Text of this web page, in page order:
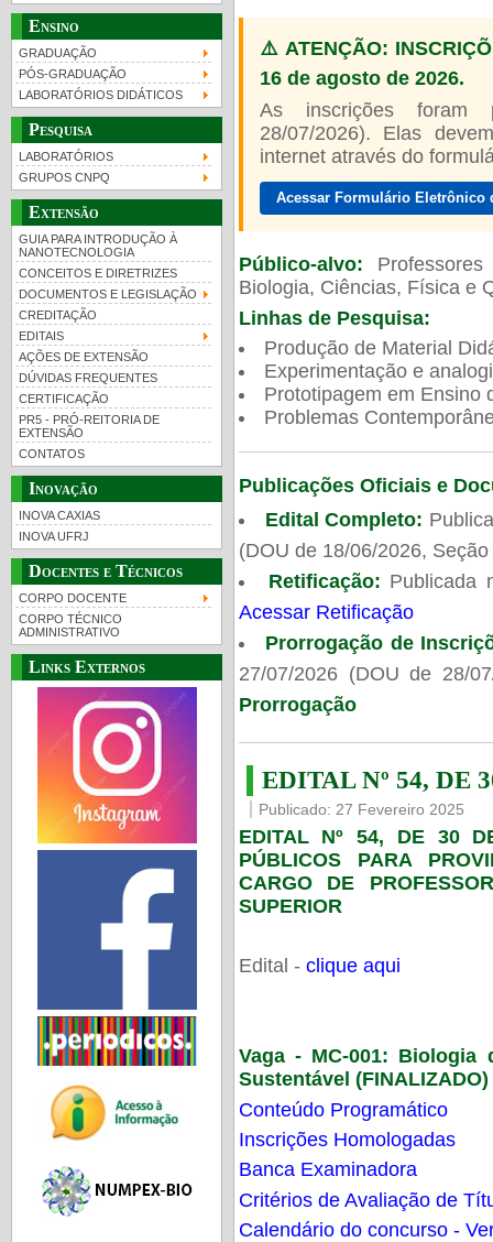
Ensino
GRADUAÇÃO
PÓS-GRADUAÇÃO
LABORATÓRIOS DIDÁTICOS
Pesquisa
LABORATÓRIOS
GRUPOS CNPQ
Extensão
GUIA PARA INTRODUÇÃO À
NANOTECNOLOGIA
CONCEITOS E DIRETRIZES
DOCUMENTOS E LEGISLAÇÃO
CREDITAÇÃO
EDITAIS
AÇÕES DE EXTENSÃO
DÚVIDAS FREQUENTES
CERTIFICAÇÃO
PR5 - PRÓ-REITORIA DE
EXTENSÃO
CONTATOS
Inovação
INOVA CAXIAS
INOVA UFRJ
Docentes e Técnicos
CORPO DOCENTE
CORPO TÉCNICO
ADMINISTRATIVO
Links Externos
⚠️ ATENÇÃO:
16 de agosto de 2026.
As inscrições foram
28/07/2026). Elas
internet através do
Acessar Formulário
Público-alvo:
Biologia, Ciências, Física e
Linhas de Pesquisa:
Produção de Material
Experimentação e
Prototipagem em Ensino
Problemas
Publicações Oficiais e
Edital Completo:
(DOU de 18/06/2026,
Retificação: Publicada
Acessar Retificação
Prorrogação de
27/07/2026 (DOU de 28/
Prorrogação
EDITAL Nº 54, DE
Publicado: 27 Fevereiro 2025
EDITAL Nº 54, DE 30
PÚBLICOS PARA
CARGO DE
SUPERIOR
Edital - clique aqui
Vaga - MC-001: Biologia
Sustentável (FINALIZADO)
Conteúdo Programático
Inscrições Homologadas
Banca Examinadora
Critérios de Avaliação de
Calendário do concurso -